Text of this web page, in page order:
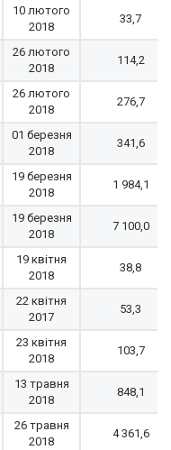
10 лютого
2018
33,7
26 лютого
2018
114,2
26 лютого
2018
276,7
01 березня
2018
341,6
19 березня
2018
1 984,1
19 березня
2018
7 100,0
19 квітня
2018
38,8
22 квітня
2017
53,3
23 квітня
2018
103,7
13 травня
2018
848,1
26 травня
2018
4 361,6